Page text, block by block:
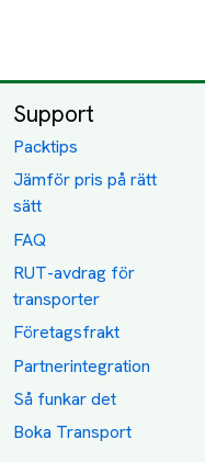
Support
Packtips
Jämför pris på rätt
sätt
FAQ
RUT-avdrag för
transporter
Företagsfrakt
Partnerintegration
Så funkar det
Boka Transport